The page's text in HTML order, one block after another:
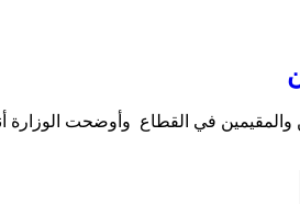
والمقيمين في القطاع وأوضحت